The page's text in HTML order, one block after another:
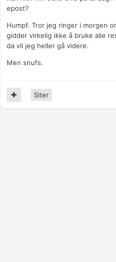
epost?
Humpf. Tror jeg ringer i morgen
gidder virkelig ikke å bruke alle
da vil jeg heller gå videre.
Men snufs.
Siter